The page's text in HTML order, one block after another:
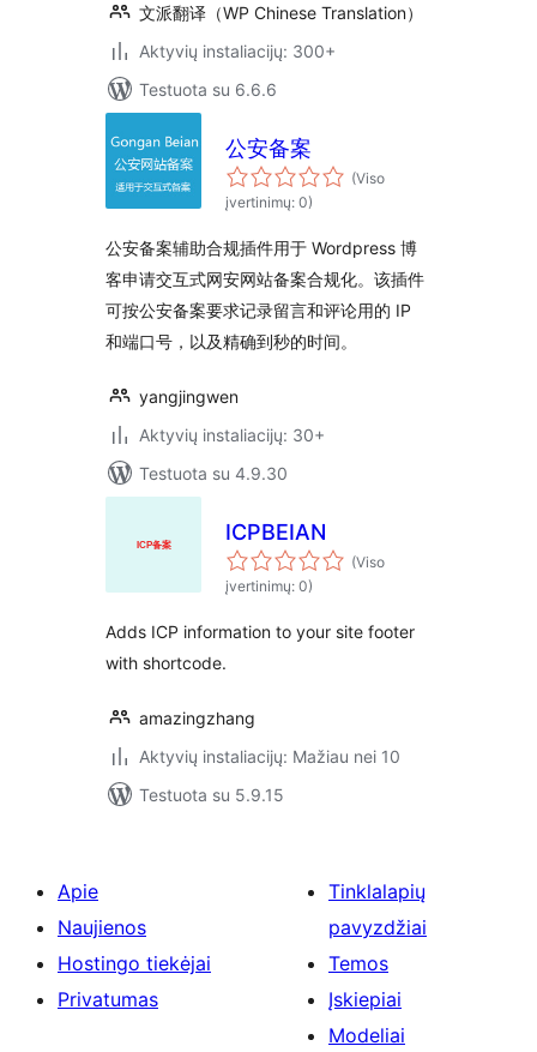
文派翻译（WP Chinese Translation）
Aktyvių instaliacijų: 300+
Testuota su 6.6.6
公安备案
(Viso
įvertinimų: 0)
公安备案辅助合规插件用于 Wordpress 博
客申请交互式网安网站备案合规化。该插件
可按公安备案要求记录留言和评论用的 IP
和端口号，以及精确到秒的时间。
yangjingwen
Aktyvių instaliacijų: 30+
Testuota su 4.9.30
ICPBEIAN
(Viso
įvertinimų: 0)
Adds ICP information to your site footer
with shortcode.
amazingzhang
Aktyvių instaliacijų: Mažiau nei 10
Testuota su 5.9.15
Apie
Naujienos
Hostingo tiekėjai
Privatumas
Tinklalapių
pavyzdžiai
Temos
Įskiepiai
Modeliai